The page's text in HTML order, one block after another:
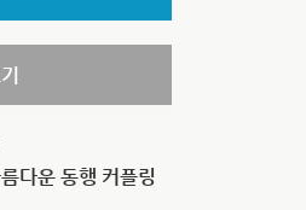
다운 동행 커플링